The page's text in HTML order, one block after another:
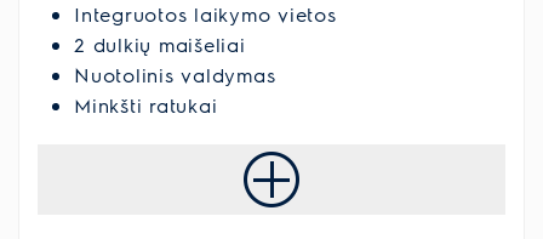
Integruotos laikymo vietos
2 dulkių maišeliai
Nuotolinis valdymas
Minkšti ratukai